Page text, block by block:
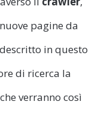
pagine da
in questo
di ricerca la
che verranno così